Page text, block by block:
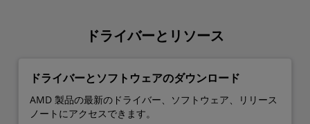
ドライバーとリソース
ドライバーとソフトウェアのダウンロード
AMD 製品の最新のドライバー、ソフトウェア、リリース
ノートにアクセスできます。